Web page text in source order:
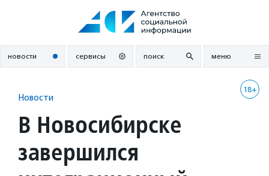
новости сервисы поиск меню
18+
Новости
В Новосибирске
завершился